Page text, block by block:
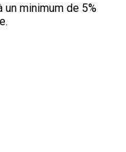
minimum de 5%